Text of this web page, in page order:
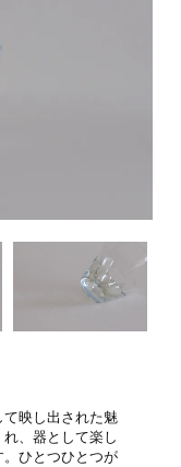
映し出された魅
、器として楽し
ひとつひとつが